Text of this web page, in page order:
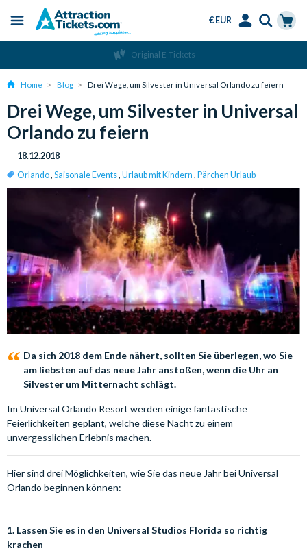
content
Menu
€ EUR
Original E-Tickets
Home Blog Drei Wege, um Silvester in Universal Orlando zu feiern
Drei Wege, um Silvester in Universal
Orlando zu feiern
18.12.2018
Orlando, Saisonale Events, Urlaub mit Kindern , Pärchen Urlaub
Da sich 2018 dem Ende nähert, sollten Sie überlegen, wo Sie
am liebsten auf das neue Jahr anstoßen, wenn die Uhr an
Silvester um Mitternacht schlägt.
Im Universal Orlando Resort werden einige fantastische
Feierlichkeiten geplant, welche diese Nacht zu einem
unvergesslichen Erlebnis machen.
Hier sind drei Möglichkeiten, wie Sie das neue Jahr bei Universal
Orlando beginnen können:
1. Lassen Sie es in den Universal Studios Florida so richtig
krachen